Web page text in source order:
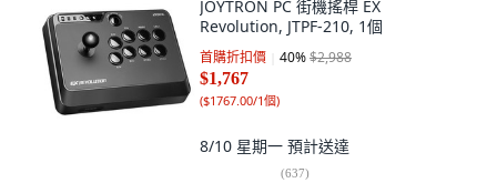
JOYTRON PC 街機搖桿 EX
Revolution, JTPF-210, 1個
首購折扣價 40%$2,988
$1,767
($1767.00/1個)
8/10 星期一 預計送達
(637)